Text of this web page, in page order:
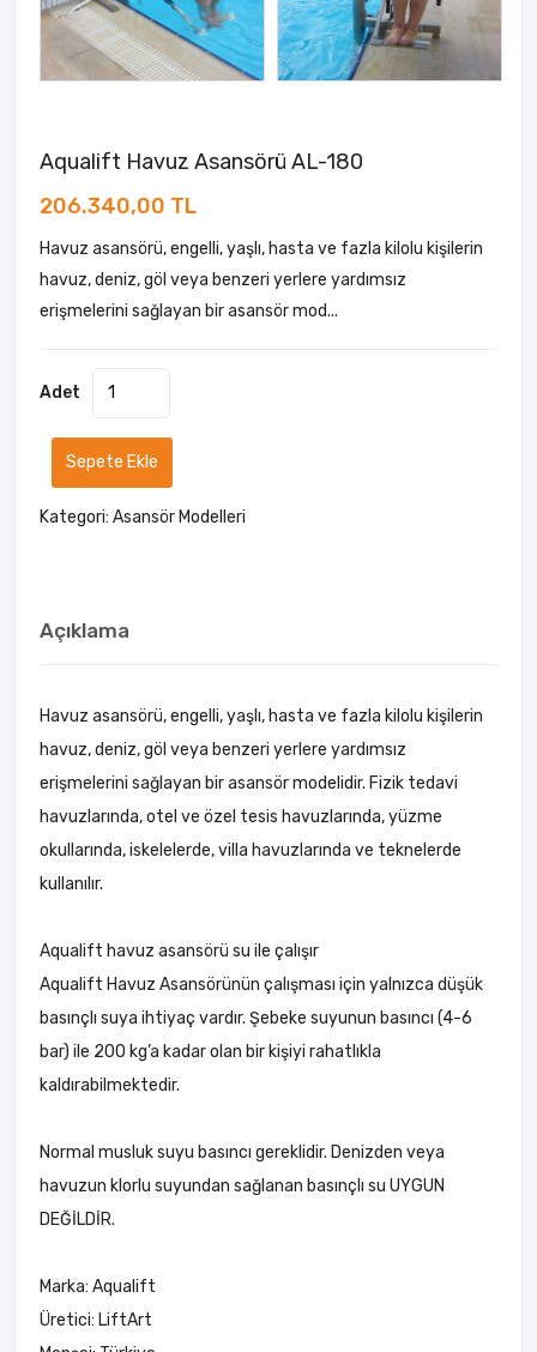
Aqualift Havuz Asansörü AL-180
206.340,00 TL
Havuz asansörü, engelli, yaşlı, hasta ve fazla kilolu kişilerin
havuz, deniz, göl veya benzeri yerlere yardımsız
erişmelerini sağlayan bir asansör mod...
Adet
Sepete Ekle
Kategori: Asansör Modelleri
Açıklama
Havuz asansörü, engelli, yaşlı, hasta ve fazla kilolu kişilerin
havuz, deniz, göl veya benzeri yerlere yardımsız
erişmelerini sağlayan bir asansör modelidir. Fizik tedavi
havuzlarında, otel ve özel tesis havuzlarında, yüzme
okullarında, iskelelerde, villa havuzlarında ve teknelerde
kullanılır.
Aqualift havuz asansörü su ile çalışır
Aqualift Havuz Asansörünün çalışması için yalnızca düşük
basınçlı suya ihtiyaç vardır. Şebeke suyunun basıncı (4-6
bar) ile 200 kg’a kadar olan bir kişiyi rahatlıkla
kaldırabilmektedir.
Normal musluk suyu basıncı gereklidir. Denizden veya
havuzun klorlu suyundan sağlanan basınçlı su UYGUN
DEĞİLDİR.
Marka: Aqualift
Üretici: LiftArt